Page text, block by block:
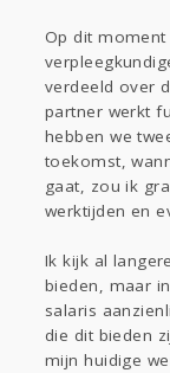
Kinderen
Zwanger
Sport
Gevraagd
Lezen
Op dit moment
verdeeld over
partner werkt
hebben we
toekomst,
gaat, zou ik
werktijden en
Ik kijk al
bieden, maar
salaris
die dit bieden
mijn huidige